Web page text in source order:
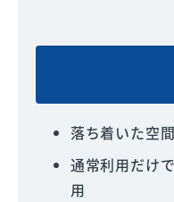
落ち着いた空
通常利用だけ
用